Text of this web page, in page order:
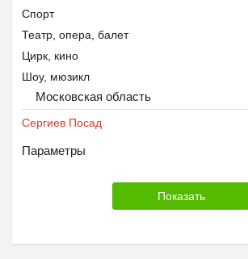
Спорт
Театр, опера, балет
Цирк, кино
Шоу, мюзикл
Московская область
Сергиев Посад
Параметры